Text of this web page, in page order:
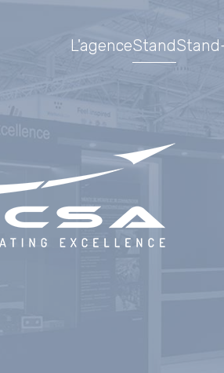
L'agenceStand